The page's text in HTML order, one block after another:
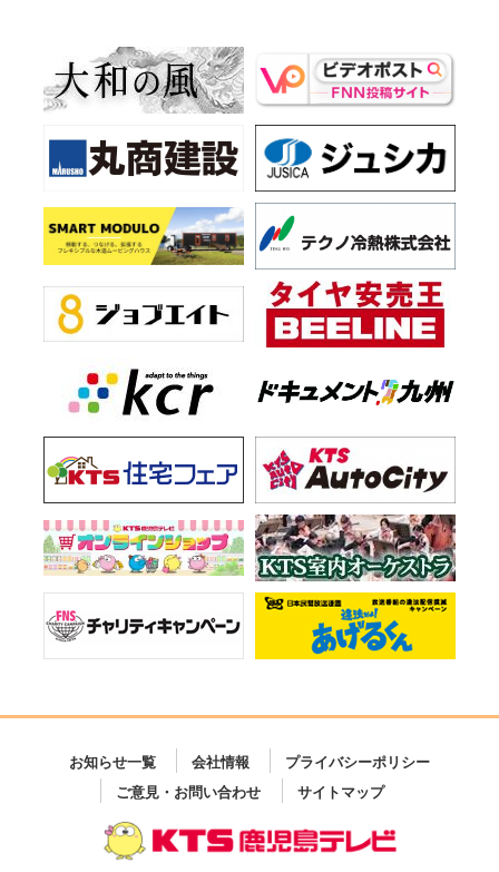
お知らせ一覧 会社情報
プライバシーポリシー
ご意見・お問い合わせ
サイトマップ